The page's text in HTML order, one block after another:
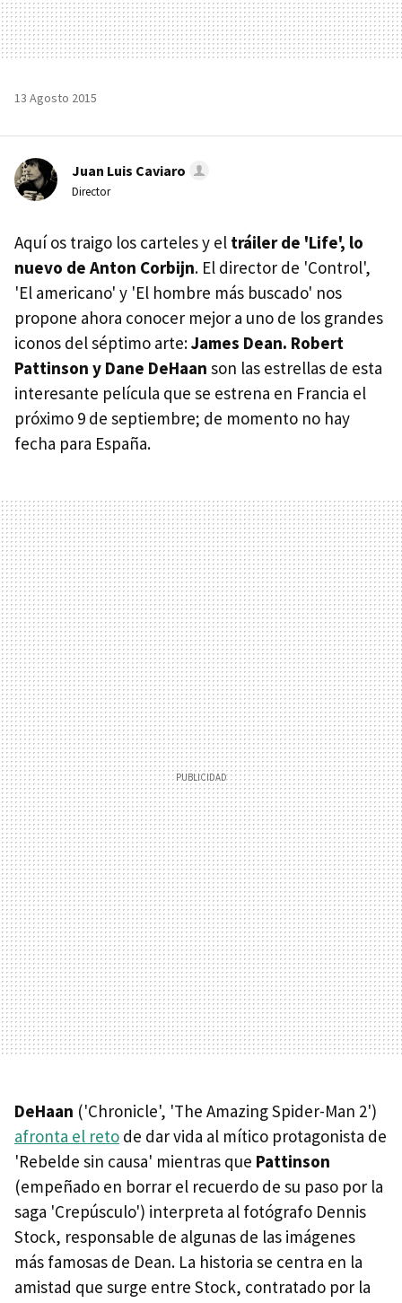
13 Agosto 2015
Juan Luis Caviaro
Director
Aquí os traigo los carteles y el tráiler de 'Life', lo
nuevo de Anton Corbijn. El director de 'Control',
'El americano' y 'El hombre más buscado' nos
propone ahora conocer mejor a uno de los grandes
iconos del séptimo arte:James Dean. Robert
Pattinson y Dane DeHaan son las estrellas de esta
interesante película que se estrena en Francia el
próximo 9 de septiembre; de momento no hay
fecha para España.
DeHaan ('Chronicle', 'The Amazing Spider-Man 2')
afronta el reto de dar vida al mítico protagonista de
'Rebelde sin causa' mientras que Pattinson
(empeñado en borrar el recuerdo de su paso por la
saga 'Crepúsculo') interpreta al fotógrafo Dennis
Stock, responsable de algunas de las imágenes
más famosas de Dean. La historia se centra en la
amistad que surge entre Stock, contratado por la